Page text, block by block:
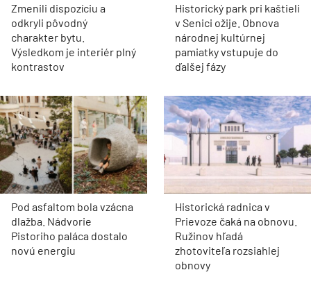
Zmenili dispozíciu a
odkryli pôvodný
charakter bytu.
Výsledkom je interiér plný
kontrastov
Historický park pri kaštieli
v Senici ožije. Obnova
národnej kultúrnej
pamiatky vstupuje do
ďalšej fázy
Pod asfaltom bola vzácna
dlažba. Nádvorie
Pistoriho paláca dostalo
novú energiu
Historická radnica v
Prievoze čaká na obnovu.
Ružinov hľadá
zhotoviteľa rozsiahlej
obnovy